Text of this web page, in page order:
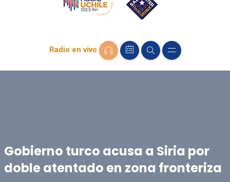
Radio en vivo
Gobierno turco acusa a Siria por
doble atentado en zona fronteriza